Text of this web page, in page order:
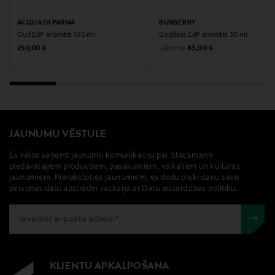
Ražotāja adrese
Paris, France
Digitālā adrese
customerservice@diptyqueparis.com
Atslēgvārdi
Parfimērijas ūdens, aromāts, smaržas, Tempo, unisex
aromāts, Diptyque
ACQUA DI PARMA
Oud EdP aromāts 100 ml
Original Price
250,00 €
BURBERRY
Goddess EdP aromāts 30 ml
sākot no Original Price
83,90 €
JAUNUMU VĒSTULE
Es vēlos saņemt jaunumu komunikāciju par Stockmann
piedāvātajiem produktiem, pasākumiem, veikaliem un kultūras
jaunumiem. Pierakstoties jaunumiem, es dodu piekrišanu savu
personas datu apstrādei saskaņā ar Datu aizsardzības politiku.
KLIENTU APKALPOŠANA